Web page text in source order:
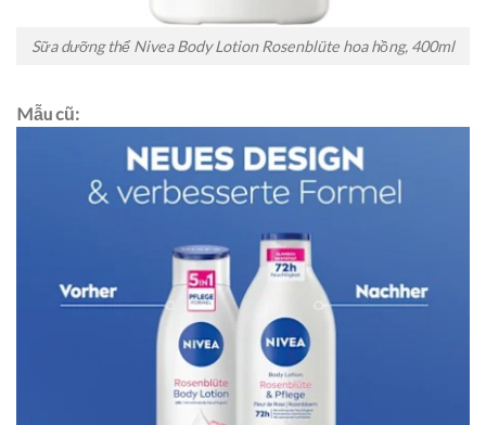
Sữa dưỡng thể Nivea Body Lotion Rosenblüte hoa hồng, 400ml
Mẫu cũ: